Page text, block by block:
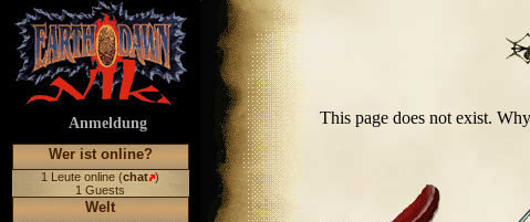
Anmeldung
Wer ist online?
1 Leute online (chat )
1 Guests
Welt
This page does not exist.